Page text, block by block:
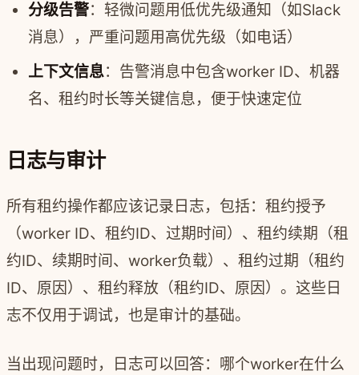
分级告警：轻微问题用低优先级通知（如Slack
消息），严重问题用高优先级（如电话）
上下文信息：告警消息中包含worker ID、机器
名、租约时长等关键信息，便于快速定位
日志与审计
所有租约操作都应该记录日志，包括：租约授予
（worker ID、租约ID、过期时间）、租约续期（租
约ID、续期时间、worker负载）、租约过期（租约
ID、原因）、租约释放（租约ID、原因）。这些日
志不仅用于调试，也是审计的基础。
当出现问题时，日志可以回答：哪个worker在什么